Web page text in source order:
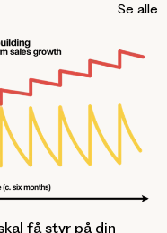
Se alle
få styr på din